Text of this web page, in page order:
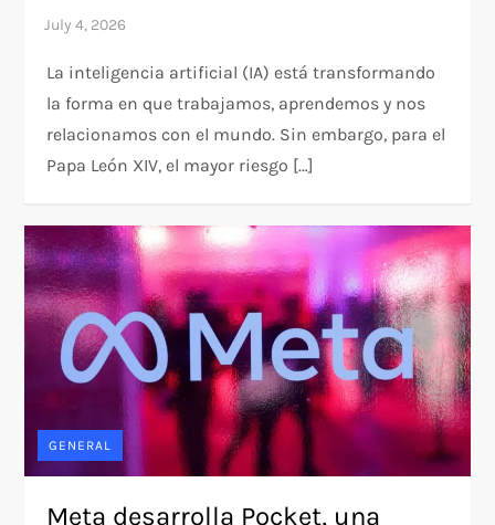
La inteligencia artificial (IA) está transformando
la forma en que trabajamos, aprendemos y nos
relacionamos con el mundo. Sin embargo, para el
Papa León XIV, el mayor riesgo […]
GENERAL
Meta desarrolla Pocket, una